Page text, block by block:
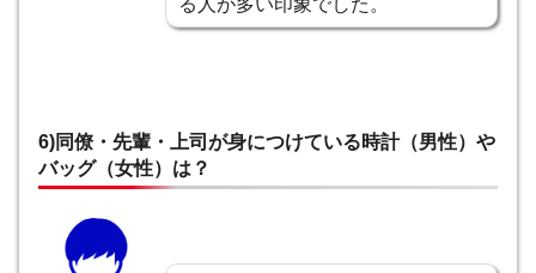
る人が多い印象でした。
6)同僚・先輩・上司が身につけている時計（男性）や
バッグ（女性）は？